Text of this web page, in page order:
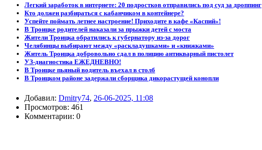
Легкий заработок в интернете: 20 подростков отправились под суд за дроппинг
Кто должен разбираться с кабанчиком в контейнере?
Успейте поймать летнее настроение! Приходите в кафе «Каспий»!
В Троицке родителей наказали за прыжки детей с моста
Жители Троицка обратились к губернатору из-за дорог
Челябинцы выбирают между «раскладушками» и «книжками»
Житель Троицка добровольно сдал в полицию антикварный пистолет
УЗ-диагностика ЕЖЕДНЕВНО!
В Троицке пьяный водитель въехал в столб
В Троицком районе задержали сборщика дикорастущей конопли
Добавил: Dmitry74, 26-06-2025, 11:08
Просмотров: 461
Комментарии: 0